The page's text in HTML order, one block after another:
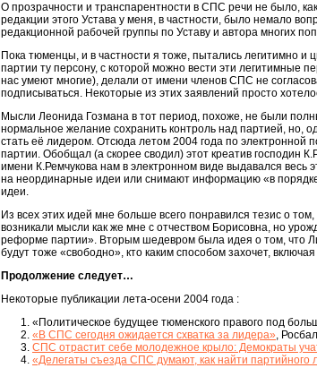
О прозрачности и транспарентности в СПС речи не было,
редакции этого Устава у меня, в частности, было немало
редакционной рабочей группы по Уставу и автора многих
Пока тюменцы, и в частности я тоже, пытались легитимно и
партии ту персону, с которой можно вести эти легитимные
нас умеют многие), делали от имени членов СПС не
подписываться. Некоторые из этих заявлений просто
Мысли Леонида Гозмана в тот период, похоже, не были
нормальное желание сохранить контроль над партией, но,
стать её лидером. Отсюда летом 2004 года по
партии. Обобщал (а скорее сводил) этот креатив господин
имени К.Ремчукова нам в электронном виде выдавался
на неординарные идеи или снимают информацию «в
идеи.
Из всех этих идей мне больше всего понравился тезис о
возникали мысли как же мне с отчеством Борисовна, но
реформе партии». Вторым шедевром была идея о том, что
будут тоже «свободно», кто каким способом захочет,
Продолжение следует…
Некоторые публикации лета-осени 2004 года :
«Политическое будущее тюменского правого под
«В СПС сегодня ожидается схватка за лидера»,
СПС отрастит себе молодежное крыло: Демократы
«Делегаты съезда СПС думают, как найти партийного